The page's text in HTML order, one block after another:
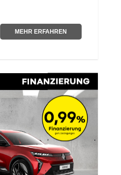
MEHR ERFAHREN